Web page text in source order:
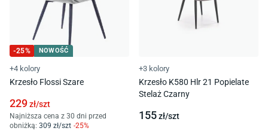
-25% NOWOŚĆ
+4 kolory
Krzesło Flossi Szare
229zł/szt
Najniższa cena z 30 dni przed
obniżką: 309 zł/szt -25%
+3 kolory
Krzesło K580 Hlr 21 Popielate
Stelaż Czarny
155zł/szt